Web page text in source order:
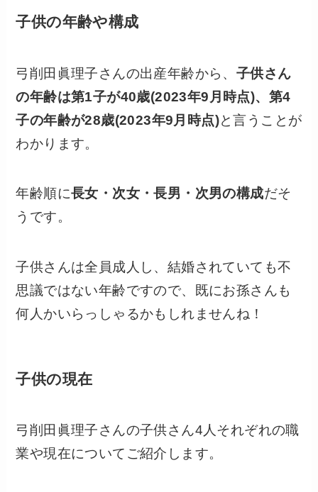
子供の年齢や構成
弓削田眞理子さんの出産年齢から、 子供さん
の年齢は第1子が40歳(2023年9月時点)、第4
子の年齢が28歳(2023年9月時点)と言うことが
わかります。
年齢順に長女・次女・長男・次男の構成だそ
うです。
子供さんは全員成人し、結婚されていても不
思議ではない年齢ですので、既にお孫さんも
何人かいらっしゃるかもしれませんね！
子供の現在
弓削田眞理子さんの子供さん4人それぞれの職
業や現在についてご紹介します。